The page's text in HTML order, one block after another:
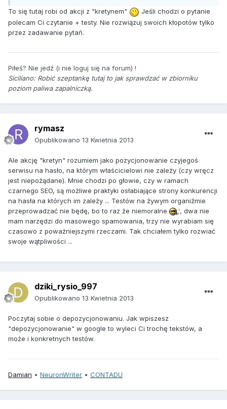
To się tutaj robi od akcji z "kretynem"
Jeśli chodzi o pytanie
polecam Ci czytanie + testy. Nie rozwiązuj swoich kłopotów tylko
przez zadawanie pytań.
Piłeś? Nie jedź (i nie loguj się na forum) !
Siciliano: Robić szeptankę tutaj to jak sprawdzać w zbiorniku
poziom paliwa zapalniczką.
rymasz
Opublikowano 13 Kwietnia 2013
Ale akcję "kretyn" rozumiem jako pozycjonowanie czyjegoś
serwisu na hasło, na którym właścicielowi nie zależy (czy wręcz
jest niepożądane). Mnie chodzi po głowie, czy w ramach
czarnego SEO, są możliwe praktyki osłabiające strony konkurencji
na hasła na których im zależy ... Testów na żywym organiźmie
przeprowadzać nie będę, bo to raz że niemoralne
, dwa nie
mam narzędzi do masowego spamowania, trzy nie wyrabiam się
czasowo z poważniejszymi rzeczami. Tak chciałem tylko rozwiać
swoje wątpliwości ...
dziki_rysio_997
Opublikowano 13 Kwietnia 2013
Poczytaj sobie o depozycjonowaniu. Jak wpiszesz
"depozycjonowanie" w google to wyleci Ci trochę tekstów, a
może i konkretnych testów.
Damian • NeuronWriter • CONTADU